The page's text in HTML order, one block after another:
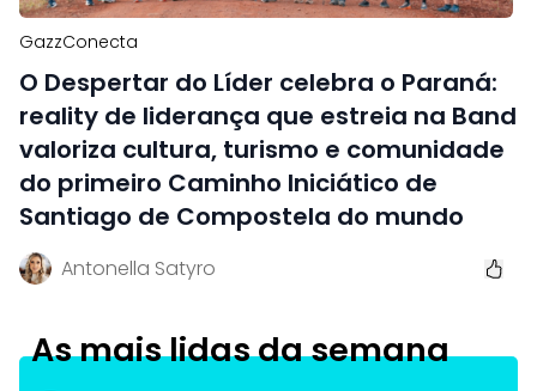
GazzConecta
O Despertar do Líder celebra o Paraná:
reality de liderança que estreia na Band
valoriza cultura, turismo e comunidade
do primeiro Caminho Iniciático de
Santiago de Compostela do mundo
Antonella Satyro
As mais lidas da semana